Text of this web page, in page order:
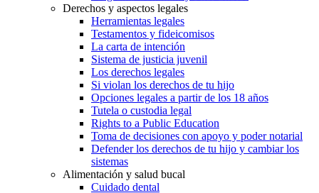
Derechos y aspectos legales
Herramientas legales
Testamentos y fideicomisos
La carta de intención
Sistema de justicia juvenil
Los derechos legales
Si violan los derechos de tu hijo
Opciones legales a partir de los 18 años
Tutela o custodia legal
Rights to a Public Education
Toma de decisiones con apoyo y poder notarial
Defender los derechos de tu hijo y cambiar los
sistemas
Alimentación y salud bucal
Cuidado dental